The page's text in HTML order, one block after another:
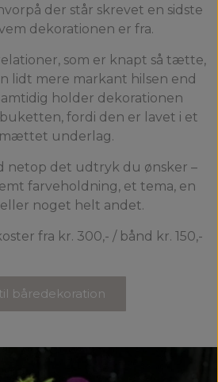
der står skrevet en sidste
dekorationen er fra.
som er knapt så tætte,
lidt mere markant hilsen end
holder dekorationen
fordi den er lavet i et
underlag.
netop det udtryk du ønsker –
farveholdning, et tema, en
noget helt andet.
fra kr. 300,- / bånd kr. 150,-
båredekoration